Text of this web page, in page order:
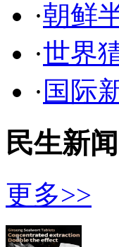
·朝鲜
·世界
· 国际
民生新闻
更多>>